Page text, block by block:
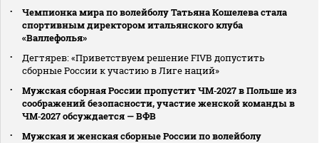
Чемпионка мира по волейболу Татьяна Кошелева стала
спортивным директором итальянского клуба
«Валлефолья»
Дегтярев: «Приветствуем решение FIVB допустить
сборные России к участию в Лиге наций»
Мужская сборная России пропустит ЧМ‑2027 в Польше из
соображений безопасности, участие женской команды в
ЧМ‑2027 обсуждается — ВФВ
Мужская и женская сборные России по волейболу